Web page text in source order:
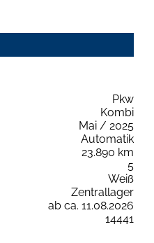
Pkw
Kombi
Mai / 2025
Automatik
23.890 km
5
Weiß
Zentrallager
ab ca. 11.08.2026
14441